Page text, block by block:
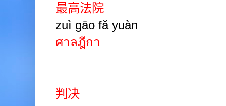
最高法院
zuì gāo fǎ yuàn
ศาลฎีกา
判决